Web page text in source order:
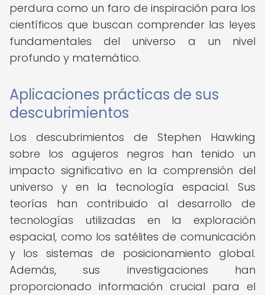
perdura como un faro de inspiración para los
científicos que buscan comprender las leyes
fundamentales del universo a un nivel
profundo y matemático.
Aplicaciones prácticas de sus
descubrimientos
Los descubrimientos de Stephen Hawking
sobre los agujeros negros han tenido un
impacto significativo en la comprensión del
universo y en la tecnología espacial. Sus
teorías han contribuido al desarrollo de
tecnologías utilizadas en la exploración
espacial, como los satélites de comunicación
y los sistemas de posicionamiento global.
Además, sus investigaciones han
proporcionado información crucial para el